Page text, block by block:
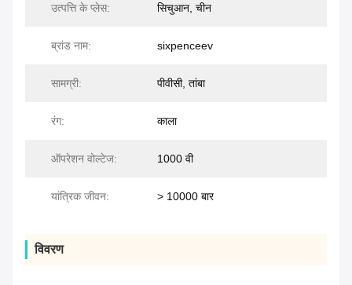
उत्पत्ति के प्लेस: सिचुआन, चीन
ब्रांड नाम: sixpenceev
सामग्री: पीवीसी, तांबा
रंग: काला
ऑपरेशन वोल्टेज: 1000 वी
यांत्रिक जीवन: > 10000 बार
विवरण